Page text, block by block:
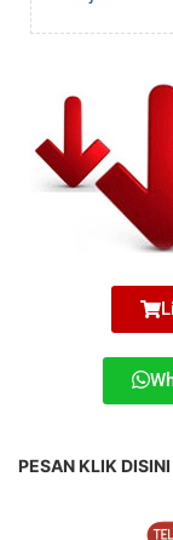
PESAN KLIK DISINI